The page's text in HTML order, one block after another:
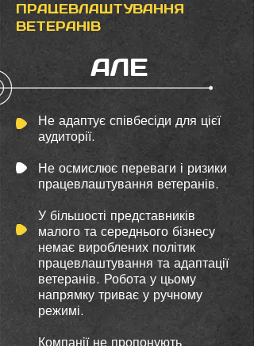
ПРАЦЕВЛАШТУВАННЯ
ВЕТЕРАНІВ
АЛЕ
Не адаптує співбесіди для цієї
аудиторії.
Не осмислює переваги і ризики
працевлаштування ветеранів.
У більшості представників
малого та середнього бізнесу
немає вироблених політик
працевлаштування та адаптації
ветеранів. Робота у цьому
напрямку триває у ручному
режимі.
Компанії не пропонують